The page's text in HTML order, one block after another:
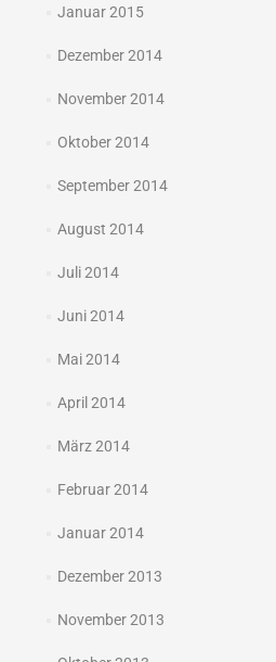
Januar 2015
Dezember 2014
November 2014
Oktober 2014
September 2014
August 2014
Juli 2014
Juni 2014
Mai 2014
April 2014
März 2014
Februar 2014
Januar 2014
Dezember 2013
November 2013